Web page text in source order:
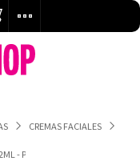
CREMAS FACIALES
- PERFECT GLOW - D**